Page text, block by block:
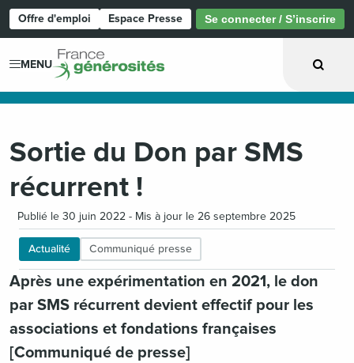
Offre d'emploi Espace Presse Se connecter / S’inscrire
MENU
Sortie du Don par SMS
récurrent !
Publié le 30 juin 2022 - Mis à jour le 26 septembre 2025
Actualité Communiqué presse
Après une expérimentation en 2021, le don
par SMS récurrent devient effectif pour les
associations et fondations françaises
[Communiqué de presse]